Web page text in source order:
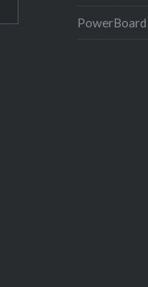
PowerBoard